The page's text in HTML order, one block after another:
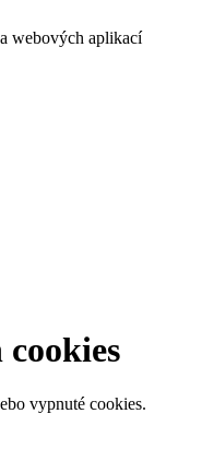
webových aplikací
vypnuté cookies.